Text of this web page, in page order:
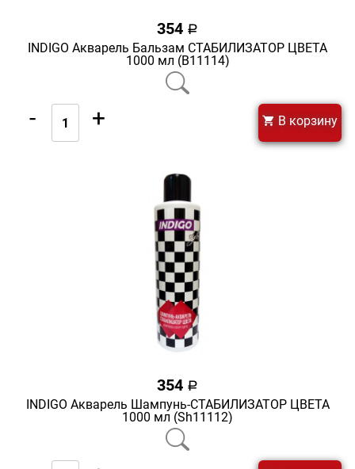
354 a
INDIGO Акварель Бальзам СТАБИЛИЗАТОР ЦВЕТА
1000 мл (В11114)
- + В корзину
354 a
INDIGO Акварель Шампунь-СТАБИЛИЗАТОР ЦВЕТА
1000 мл (Sh11112)